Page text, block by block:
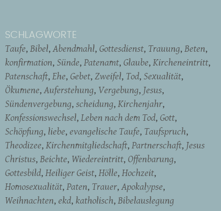
SCHLAGWORTE
Taufe Bibel Abendmahl Gottesdienst Trauung Beten
konfirmation Sünde Patenamt Glaube Kircheneintritt
Patenschaft Ehe Gebet Zweifel Tod Sexualität
Ökumene Auferstehung Vergebung Jesus
Sündenvergebung scheidung Kirchenjahr
Konfessionswechsel Leben nach dem Tod Gott
Schöpfung liebe evangelische Taufe Taufspruch
Theodizee Kirchenmitgliedschaft Partnerschaft Jesus
Christus Beichte Wiedereintritt Offenbarung
Gottesbild Heiliger Geist Hölle Hochzeit
Homosexualität Paten Trauer Apokalypse
Weihnachten ekd katholisch Bibelauslegung